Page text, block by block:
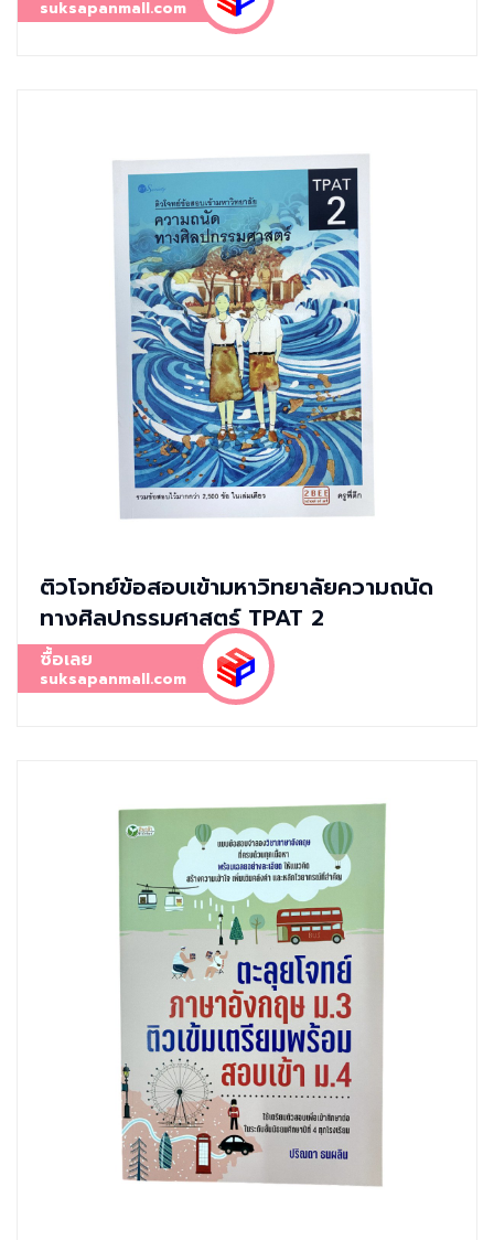
suksapanmall.com
ติวโจทย์ข้อสอบเข้ามหาวิทยาลัยความถนัด
ทางศิลปกรรมศาสตร์ TPAT 2
ซื้อเลย
suksapanmall.com